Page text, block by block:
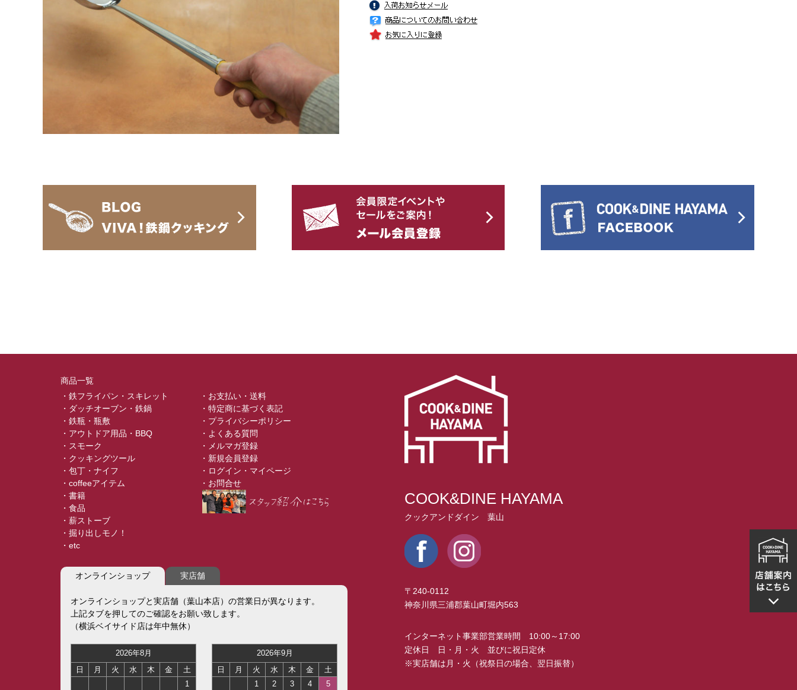
商品一覧
・鉄フライパン・スキレット
・ダッチオーブン・鉄鍋
・鉄瓶・瓶敷
・アウトドア用品・BBQ
・スモーク
・クッキングツール
・包丁・ナイフ
・coffeeアイテム
・書籍
・食品
・薪ストーブ
・掘り出しモノ！
・etc
・お支払い・送料
・特定商に基づく表記
・プライバシーポリシー
・よくある質問
・メルマガ登録
・新規会員登録
・ログイン・マイページ
・お問合せ
オンラインショップ 実店舗
オンラインショップと実店舗（葉山本店）の営業日が異なります。
上記タブを押してのご確認をお願い致します。
（横浜ベイサイド店は年中無休）
COOK&DINE HAYAMA
クックアンドダイン 葉山
〒240-0112
神奈川県三浦郡葉山町堀内563
インターネット事業部営業時間 10:00～17:00
定休日 日・月・火 並びに祝日定休
※実店舗は月・火（祝祭日の場合、翌日振替）